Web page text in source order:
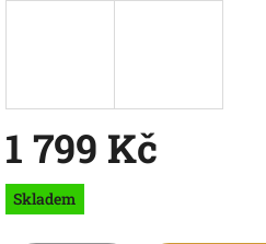
1 799 Kč
Měrná
cena:
Skladem